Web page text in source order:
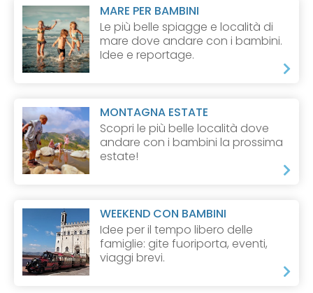
MARE PER BAMBINI
Le più belle spiagge e località di
mare dove andare con i bambini.
Idee e reportage.
MONTAGNA ESTATE
Scopri le più belle località dove
andare con i bambini la prossima
estate!
WEEKEND CON BAMBINI
Idee per il tempo libero delle
famiglie: gite fuoriporta, eventi,
viaggi brevi.